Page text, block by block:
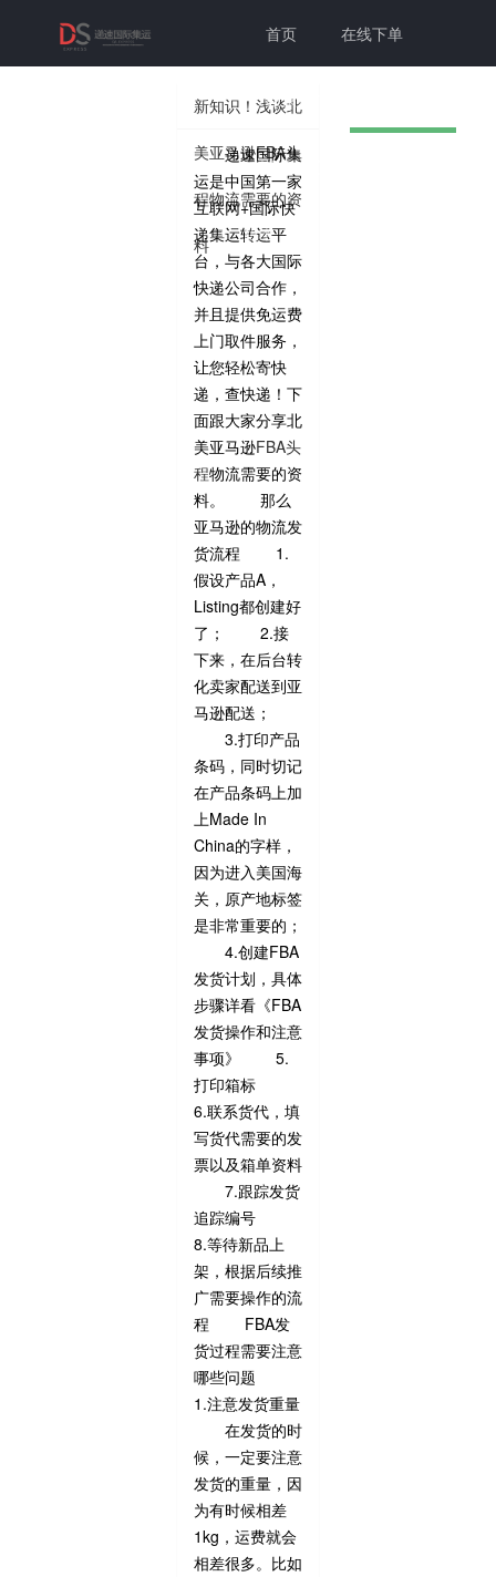
首页 在线下单
联系我们
个人中心
切换为老
版本
新知识！浅谈北
美亚马逊FBA头
程物流需要的资
料
递速国际集
运是中国第一家
互联网+国际快
递集运转运平
台，与各大国际
快递公司合作，
并且提供免运费
上门取件服务，
让您轻松寄快
递，查快递！下
面跟大家分享北
美亚马逊FBA头
程物流需要的资
料。 那么
亚马逊的物流发
货流程 1.
假设产品A，
Listing都创建好
了； 2.接
下来，在后台转
化卖家配送到亚
马逊配送；
3.打印产品
条码，同时切记
在产品条码上加
上Made In
China的字样，
因为进入美国海
关，原产地标签
是非常重要的；
4.创建FBA
发货计划，具体
步骤详看《FBA
发货操作和注意
事项》 5.
打印箱标
6.联系货代，填
写货代需要的发
票以及箱单资料
7.跟踪发货
追踪编号
8.等待新品上
架，根据后续推
广需要操作的流
程 FBA发
货过程需要注意
哪些问题
1.注意发货重量
在发货的时
候，一定要注意
发货的重量，因
为有时候相差
1kg，运费就会
相差很多。比如